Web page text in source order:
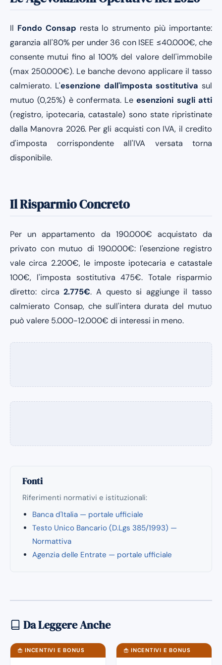
Il Fondo Consap resta lo strumento più importante:
garanzia all'80% per under 36 con ISEE ≤40.000€, che
consente mutui fino al 100% del valore dell'immobile
(max 250.000€). Le banche devono applicare il tasso
calmierato. L'esenzione dall'imposta sostitutiva sul
mutuo (0,25%) è confermata. Leesenzioni sugli atti
(registro, ipotecaria, catastale) sono state ripristinate
dalla Manovra 2026. Per gli acquisti con IVA, il credito
d'imposta corrispondente all'IVA versata torna
disponibile.
Il Risparmio Concreto
Per un appartamento da 190.000€ acquistato da
privato con mutuo di 190.000€: l'esenzione registro
vale circa 2.200€, le imposte ipotecaria e catastale
100€, l'imposta sostitutiva 475€. Totale risparmio
diretto: circa2.775€. A questo si aggiunge il tasso
calmierato Consap, che sull'intera durata del mutuo
può valere 5.000-12.000€ di interessi in meno.
Fonti
Riferimenti normativi e istituzionali:
Banca d'Italia — portale ufficiale
Testo Unico Bancario (D.Lgs 385/1993) —
Normattiva
Agenzia delle Entrate — portale ufficiale
Da Leggere Anche
INCENTIVI E BONUS INCENTIVI E BONUS